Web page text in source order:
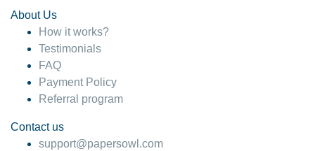
About Us
How it works?
Testimonials
FAQ
Payment Policy
Referral program
Contact us
support@papersowl.com